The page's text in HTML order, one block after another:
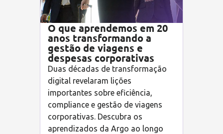
O que aprendemos em 20
anos transformando a
gestão de viagens e
despesas corporativas
Duas décadas de transformação
digital revelaram lições
importantes sobre eficiência,
compliance e gestão de viagens
corporativas. Descubra os
aprendizados da Argo ao longo